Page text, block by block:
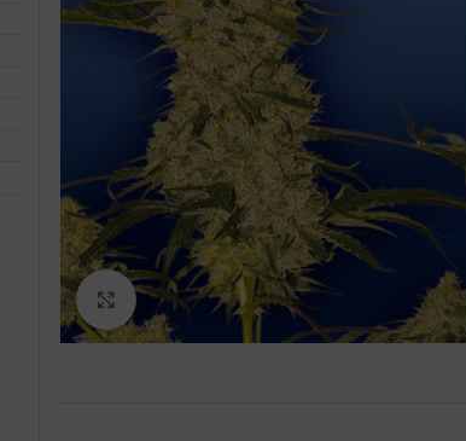
Click to enlarge